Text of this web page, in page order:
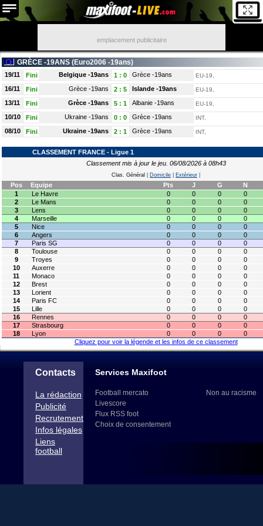
emplacement publicitaire
GRÈCE -19ANS (Euro2006 -19ans)
19/11 Fini Belgique -19ans 1 : 0 Grèce -19ans EU-19,
16/11 Fini Grèce -19ans 2 : 5 Islande -19ans EU-19,
13/11 Fini Grèce -19ans 5 : 1 Albanie -19ans EU-19,
10/10 Fini Ukraine -19ans 0 : 0 Grèce -19ans INT,
08/10 Fini Ukraine -19ans 2 : 1 Grèce -19ans INT,
CLASSEMENT FRANCE - Ligue 1
Classement mis à jour le jeu. 06/08/2026 à 08h43
Clas. Général Domicile Extérieur
Pos Equipe Pts J G
N
1
Le Havre 0 0 0
0
2
Le Mans 0 0 0
0
3
Lens 0 0 0
0
4
Marseille 0 0 0
0
5
Nice 0 0 0
0
6
Angers 0 0 0
0
7
Paris SG 0 0 0
0
8
Toulouse 0 0 0
0
9
Troyes 0 0 0
0
10
Auxerre 0 0 0
0
11
Monaco 0 0 0
0
12
Brest 0 0 0
0
13
Lorient 0 0 0
0
14
Paris FC 0 0 0
0
15
Lille 0 0 0
0
16
Rennes 0 0 0
0
17
Strasbourg 0 0 0
0
18
Lyon 0 0 0
0
Cliquez pour voir la légende et les infos de ce classement
Contacts
La rédaction
Publicité
Recrutement
Infos légales
Liens
football
Services Maxifoot
Football mercato
Livescore
Flux RSS foot
Choix de consentement
Non au racisme